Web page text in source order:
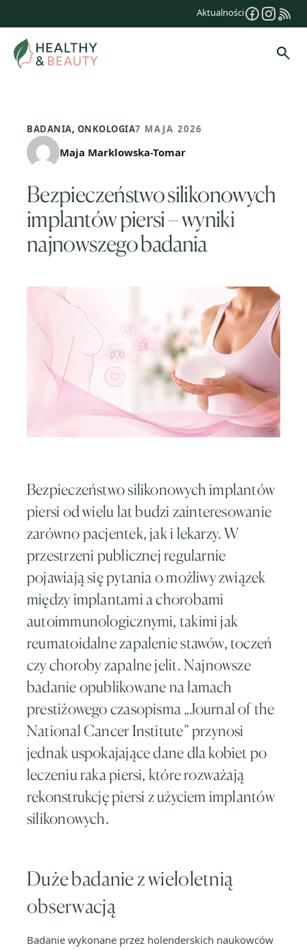
treści
Aktualności
BADANIA, ONKOLOGIA7 MAJA 2026
Maja Marklowska-Tomar
Bezpieczeństwo silikonowych
implantów piersi – wyniki
najnowszego badania
Bezpieczeństwo silikonowych implantów
piersi od wielu lat budzi zainteresowanie
zarówno pacjentek, jak i lekarzy. W
przestrzeni publicznej regularnie
pojawiają się pytania o możliwy związek
między implantami a chorobami
autoimmunologicznymi, takimi jak
reumatoidalne zapalenie stawów, toczeń
czy choroby zapalne jelit. Najnowsze
badanie opublikowane na łamach
prestiżowego czasopisma „Journal of the
National Cancer Institute” przynosi
jednak uspokajające dane dla kobiet po
leczeniu raka piersi, które rozważają
rekonstrukcję piersi z użyciem implantów
silikonowych.
Duże badanie z wieloletnią
obserwacją
Badanie wykonane przez holenderskich naukowców